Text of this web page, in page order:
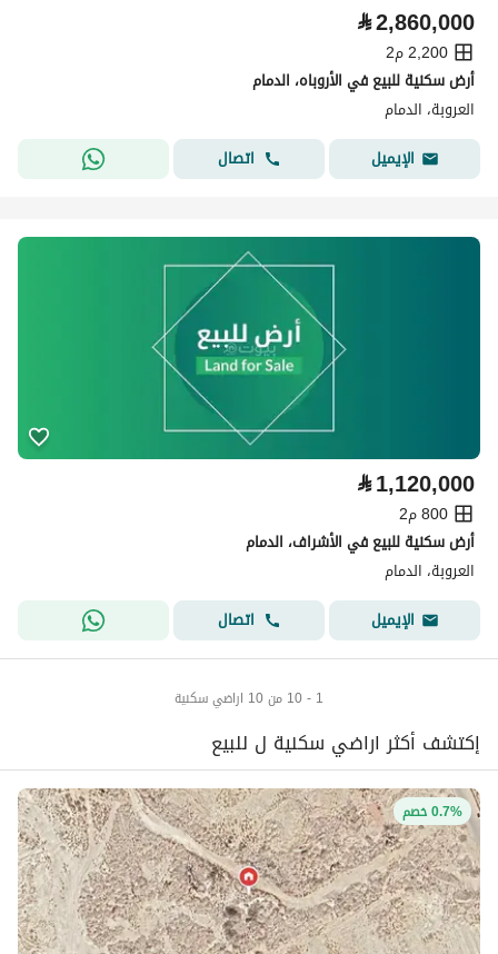
⃁2,860,000
2,200 م2
أرض سكنية للبيع في الأروباه، الدمام
العروبة، الدمام
الإيميل
اتصال
⃁1,120,000
800 م2
أرض سكنية للبيع في الأشراف، الدمام
العروبة، الدمام
الإيميل
اتصال
1 - 10 من 10 اراضي سكنية
إكتشف أكثر اراضي سكنية ل للبيع
0.7% خصم